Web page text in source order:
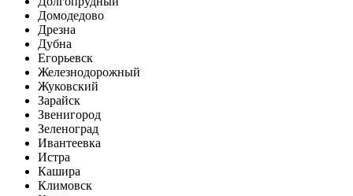
Домодедово
Дрезна
Дубна
Егорьевск
Железнодорожный
Жуковский
Зарайск
Звенигород
Зеленоград
Ивантеевка
Истра
Кашира
Климовск